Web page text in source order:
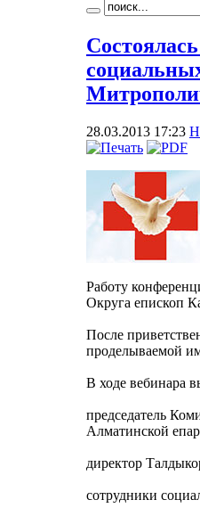
28.03.2013 17:23
Работу
Округа епископ
После
проделываемой
В ходе вебинара
председатель
Алматинской
директор
сотрудники